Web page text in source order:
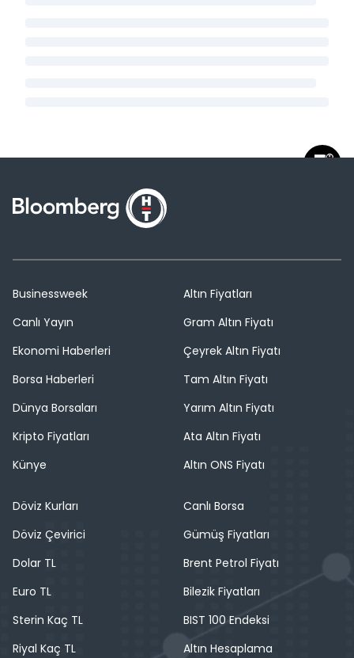
Businessweek
Canlı Yayın
Ekonomi Haberleri
Borsa Haberleri
Dünya Borsaları
Kripto Fiyatları
Künye
Altın Fiyatları
Gram Altın Fiyatı
Çeyrek Altın Fiyatı
Tam Altın Fiyatı
Yarım Altın Fiyatı
Ata Altın Fiyatı
Altın ONS Fiyatı
Döviz Kurları
Döviz Çevirici
Dolar TL
Euro TL
Sterin Kaç TL
Riyal Kaç TL
Canlı Borsa
Gümüş Fiyatları
Brent Petrol Fiyatı
Bilezik Fiyatları
BIST 100 Endeksi
Altın Hesaplama